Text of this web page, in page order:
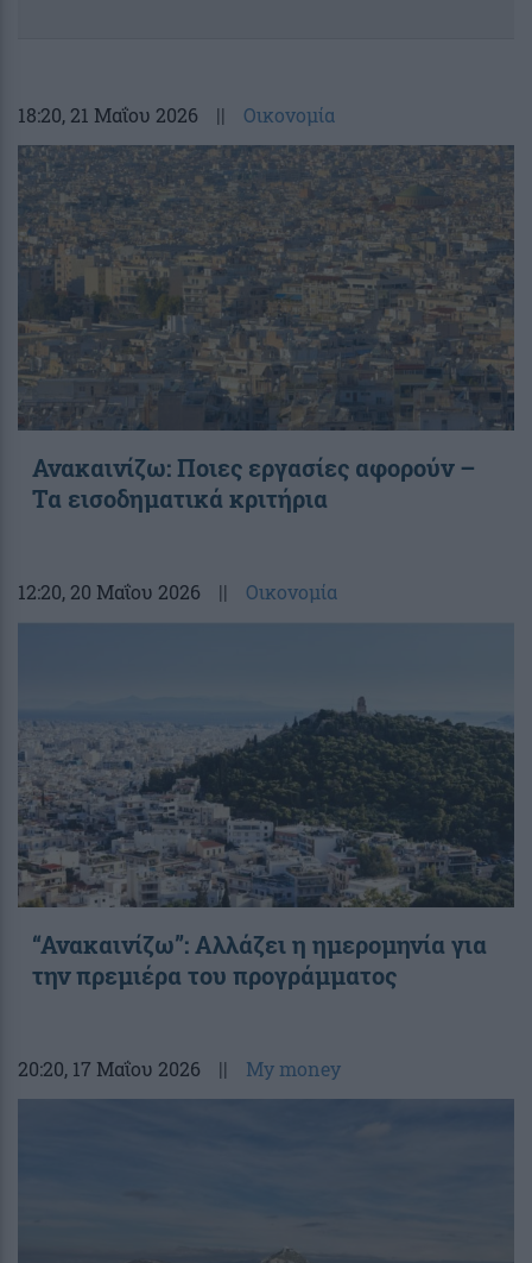
18:20, 21 Μαΐου 2026 || Οικονομία
Ανακαινίζω: Ποιες εργασίες αφορούν –
Τα εισοδηματικά κριτήρια
12:20, 20 Μαΐου 2026 || Οικονομία
“Ανακαινίζω”: Αλλάζει η ημερομηνία για
την πρεμιέρα του προγράμματος
20:20, 17 Μαΐου 2026 || My money